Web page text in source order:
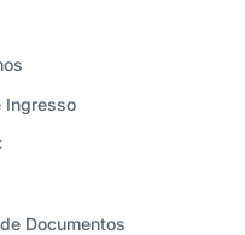
Ingresso
Documentos